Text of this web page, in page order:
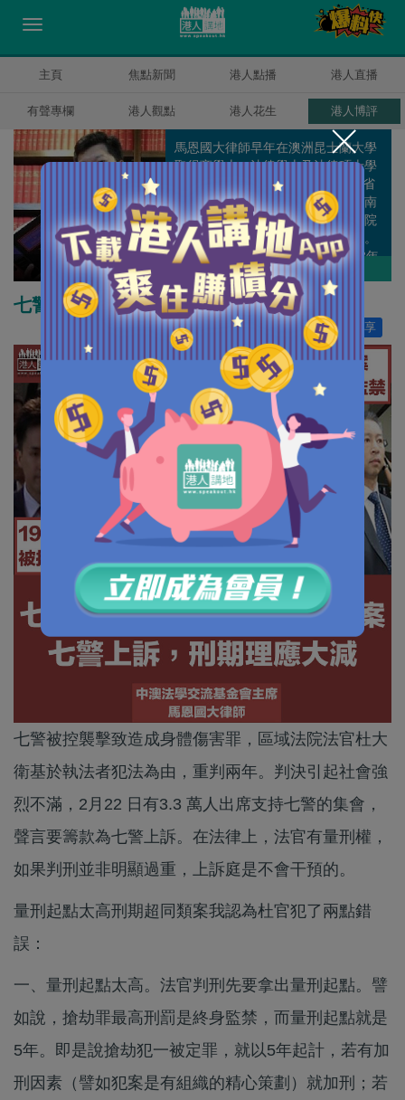
主頁 焦點新聞 港人點播 港人直播
有聲專欄 港人觀點 港人花生 港人博評
馬恩國
馬恩國大律師早年在澳洲昆士蘭大學
取得商學士、法律學士及法律碩士學
位，在1996年4月成為澳洲昆士蘭省
高等法院執業大律師，隨後也在新南
威爾斯高等法院、維多利亞高等法院
及澳洲最高法院等取得大律師資格。
馬大律師在2007年9月回港，2008年
成為香港高等法院執業大律師。 他曾
為澳洲兩所大學法律學院的兼職講
師，亦是天津南開大學法律學院客座
教授；於2009年，獲保安局局長委任
為獨立監察警方處理投訴委員會觀察
員，於2010年獲行政長官委任為委
作者其他博評
七警案判刑明顯過重
分享
讚好 0
七警被控襲擊致造成身體傷害罪，區域法院法官杜大
衛基於執法者犯法為由，重判兩年。判決引起社會強
烈不滿，2月22 日有3.3 萬人出席支持七警的集會，
聲言要籌款為七警上訴。在法律上，法官有量刑權，
如果判刑並非明顯過重，上訴庭是不會干預的。
量刑起點太高刑期超同類案我認為杜官犯了兩點錯
誤：
一、量刑起點太高。法官判刑先要拿出量刑起點。譬
如說，搶劫罪最高刑罰是終身監禁，而量刑起點就是
5年。即是說搶劫犯一被定罪，就以5年起計，若有加
刑因素（譬如犯案是有組織的精心策劃）就加刑；若